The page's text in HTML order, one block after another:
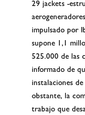
29 jackets -
impulsado por
supone 1,1
525.000 de las
informado de
instalaciones
obstante, la
trabajo que